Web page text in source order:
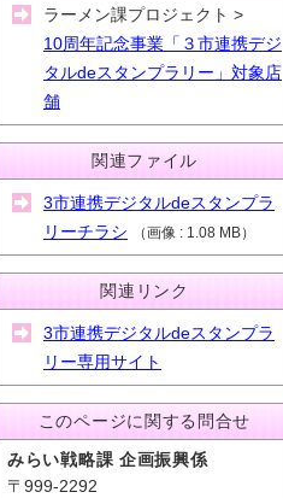
ラーメン課プロジェクト
10周年記念事業「３市連携デジ
タルdeスタンプラリー」対象店
舗
関連ファイル
3市連携デジタルdeスタンプラ
リーチラシ
（画像 1.08 MB）
関連リンク
3市連携デジタルdeスタンプラ
リー専用サイト
このページに関する問合せ
みらい戦略課 企画振興係
〒999-2292